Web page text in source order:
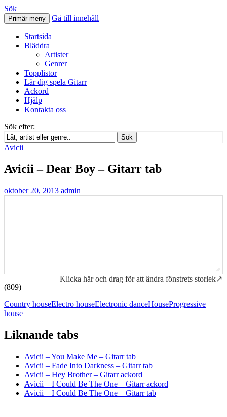
Svenskatabs.se
Sök
Primär meny Gå till innehåll
Startsida
Bläddra
Artister
Genrer
Topplistor
Lär dig spela Gitarr
Ackord
Hjälp
Kontakta oss
Sök efter:
Sök
Avicii
Avicii – Dear Boy – Gitarr tab
oktober 20, 2013 admin
Klicka här och drag för att ändra fönstrets storlek↗
(809)
Country houseElectro houseElectronic danceHouseProgressive
house
Liknande tabs
Avicii – You Make Me – Gitarr tab
Avicii – Fade Into Darkness – Gitarr tab
Avicii – Hey Brother – Gitarr ackord
Avicii – I Could Be The One – Gitarr ackord
Avicii – I Could Be The One – Gitarr tab